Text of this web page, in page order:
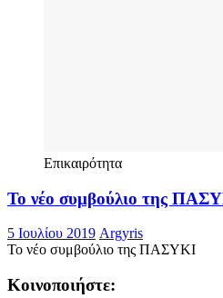
Το νέο συμβούλιο της
5 Ιουλίου 2019 Argyris